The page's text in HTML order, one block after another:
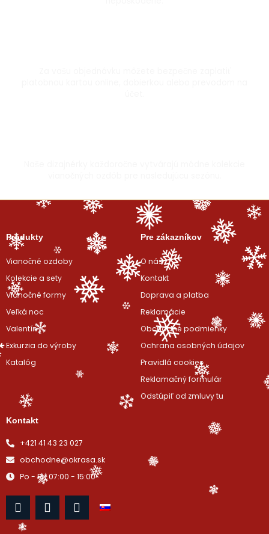
Produkty
Vianočné ozdoby
Kolekcie a sety
Vianočné formy
Veľká noc
Valentín
Exkurzia do výroby
Katalóg
Pre zákazníkov
O nás
Kontakt
Doprava a platba
Reklamácie
Obchodné podmienky
Ochrana osobných údajov
Pravidlá cookies
Reklamačný formulár
Odstúpiť od zmluvy tu
Kontakt
+421 41 43 23 027
obchodne@okrasa.sk
Po - Pi | 07:00 - 15:00
F
a
c
I
n
s
Y
o
u